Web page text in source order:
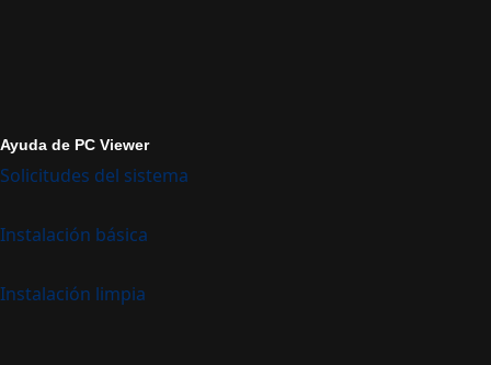
Ayuda de PC Viewer
Solicitudes del sistema
Instalación básica
Instalación limpia